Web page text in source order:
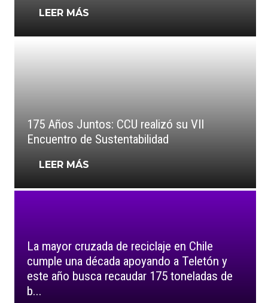
LEER MÁS
175 Años Juntos: CCU realizó su VII
Encuentro de Sustentabilidad
LEER MÁS
La mayor cruzada de reciclaje en Chile
cumple una década apoyando a Teletón y
este año busca recaudar 175 toneladas de
b...